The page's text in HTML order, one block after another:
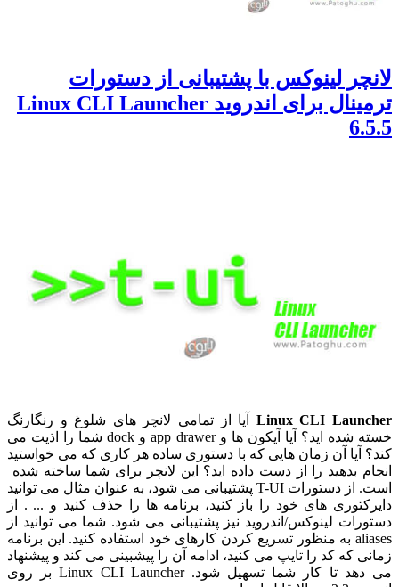
لانچر لینوکس با پشتیبانی از دستورات
ترمینال برای اندروید Linux CLI Launcher
6.5.5
Linux CLI Launcher آیا از تمامی لانچر های شلوغ و رنگارنگ
خسته شده اید؟ آیا آیکون ها و app drawer و dock شما را اذیت می
کند؟ آیا آن زمان هایی که با دستوری ساده هر کاری که می خواستید
انجام بدهید را از دست داده اید؟ این لانچر برای شما ساخته شده
است. از دستورات T-UI پشتیبانی می شود، به عنوان مثال می توانید
دایرکتوری های خود را باز کنید، برنامه ها را حذف کنید و ... . از
دستورات لینوکس/اندروید نیز پشتیبانی می شود. شما می توانید از
aliases به منظور تسریع کردن کارهای خود استفاده کنید. این برنامه
زمانی که کد را تایپ می کنید، ادامه آن را پیشبینی می کند و پیشنهاد
می دهد تا کار شما تسهیل شود. Linux CLI Launcher بر روی